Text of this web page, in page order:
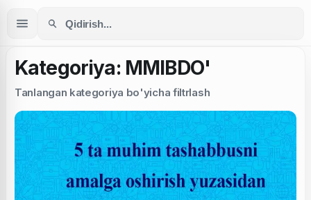
Kategoriya: MMIBDO'
Tanlangan kategoriya bo'yicha filtrlash